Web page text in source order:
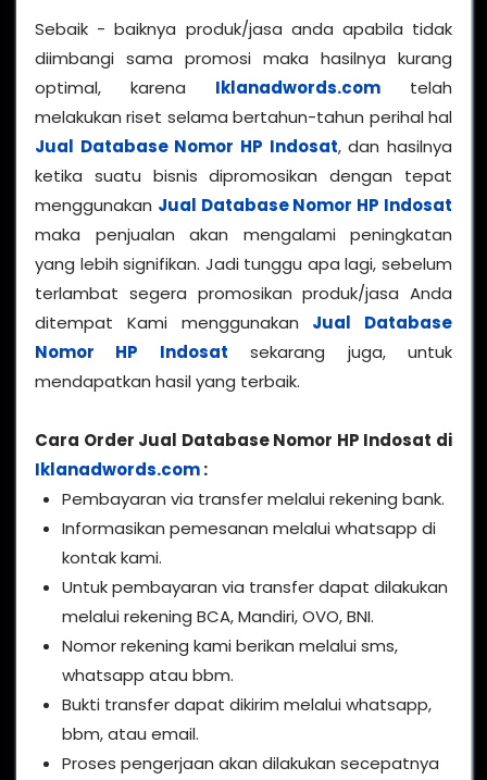
Sebaik - baiknya produk/jasa anda apabila tidak
diimbangi sama promosi maka hasilnya kurang
optimal, karena Iklanadwords.com telah
melakukan riset selama bertahun-tahun perihal hal
Jual Database Nomor HP Indosat, dan hasilnya
ketika suatu bisnis dipromosikan dengan tepat
menggunakan Jual Database Nomor HP Indosat
maka penjualan akan mengalami peningkatan
yang lebih signifikan. Jadi tunggu apa lagi, sebelum
terlambat segera promosikan produk/jasa Anda
ditempat Kami menggunakan Jual Database
Nomor HP Indosat sekarang juga, untuk
mendapatkan hasil yang terbaik.
Cara Order Jual Database Nomor HP Indosat di
Iklanadwords.com:
Pembayaran via transfer melalui rekening bank.
Informasikan pemesanan melalui whatsapp di
kontak kami.
Untuk pembayaran via transfer dapat dilakukan
melalui rekening BCA, Mandiri, OVO, BNI.
Nomor rekening kami berikan melalui sms,
whatsapp atau bbm.
Bukti transfer dapat dikirim melalui whatsapp,
bbm, atau email.
Proses pengerjaan akan dilakukan secepatnya